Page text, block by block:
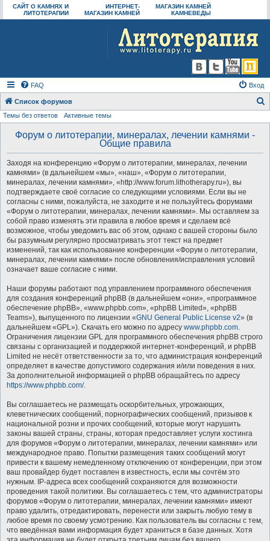
САЙТ О КАМНЯХ И
ЛИТОТЕРАПИИ
ИНТЕРНЕТ-
МАГАЗИН КАМНЕЙ
МАГАЗИН КАМНЕЙ
КАМНЕВЕДЫ
FAQ Вход
Список форумов
Темы без ответов Активные темы
Форум о литотерапии, минералах, лечении камнями -
Общие правила
Заходя на конференцию «Форум о литотерапии, минералах, лечении
камнями» (в дальнейшем «мы», «наш», «Форум о литотерапии,
минералах, лечении камнями», «http://www.forum.lithotherapy.ru»), вы
подтверждаете своё согласие со следующими условиями. Если вы не
согласны с ними, пожалуйста, не заходите и не пользуйтесь форумами
«Форум о литотерапии, минералах, лечении камнями». Мы оставляем за
собой право изменять эти правила в любое время и сделаем всё
возможное, чтобы уведомить вас об этом, однако с вашей стороны было
бы разумным регулярно просматривать этот текст на предмет
изменений, так как использование конференции «Форум о литотерапии,
минералах, лечении камнями» после обновления/исправления условий
означает ваше согласие с ними.
Наши форумы работают под управлением программного обеспечения
для создания конференций phpBB (в дальнейшем «они», «программное
обеспечение phpBB», «www.phpbb.com», «phpBB Limited», «phpBB
Teams»), выпущенного по лицензии «GNU General Public License v2» (в
дальнейшем «GPL»). Скачать его можно по адресу www.phpbb.com.
Ограничения лицензии GPL для программного обеспечения phpBB строго
связаны с организацией и поддержкой интернет-конференций, и phpBB
Limited не несёт ответственности за то, что администрация конференций
определяет в качестве допустимого содержания и/или поведения в них.
За дополнительной информацией о phpBB обращайтесь по адресу
https://www.phpbb.com/.
Вы соглашаетесь не размещать оскорбительных, угрожающих,
клеветнических сообщений, порнографических сообщений, призывов к
национальной розни и прочих сообщений, которые могут нарушить
законы вашей страны, страны, которая предоставляет услуги хостинга
для форумов «Форум о литотерапии, минералах, лечении камнями» или
международное право. Попытки размещения таких сообщений могут
привести к вашему немедленному отключению от конференции, при этом
ваш провайдер будет поставлен в известность, если мы сочтём это
нужным. IP-адреса всех сообщений сохраняются для возможности
проведения такой политики. Вы соглашаетесь с тем, что администраторы
форумов «Форум о литотерапии, минералах, лечении камнями» имеют
право удалить, отредактировать, перенести или закрыть любую тему в
любое время по своему усмотрению. Как пользователь вы согласны с тем,
что введённая вами информация будет храниться в базе данных. Хотя